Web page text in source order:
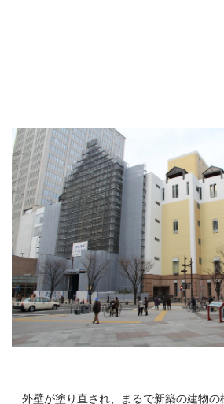
外壁が塗り直され、まるで新築の建物の